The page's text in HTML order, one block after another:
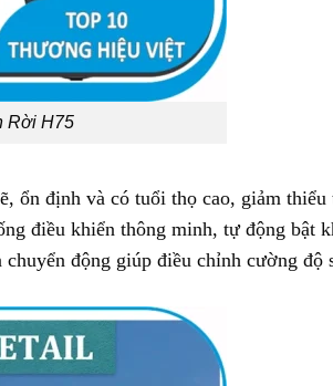
Rời H75
ổn định và có tuổi thọ cao, giảm
điều khiển thông minh, tự động
động giúp điều chỉnh cường độ